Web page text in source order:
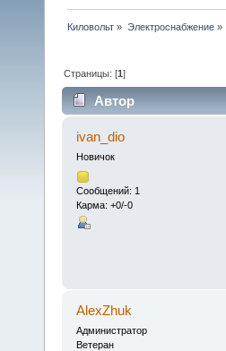
Киловольт » Электроснабжение»
Страницы: [1]
Автор
26274 раз)
ivan_dio
Новичок
Сообщений: 1
Карма: +0/-0
AlexZhuk
Администратор
Ветеран